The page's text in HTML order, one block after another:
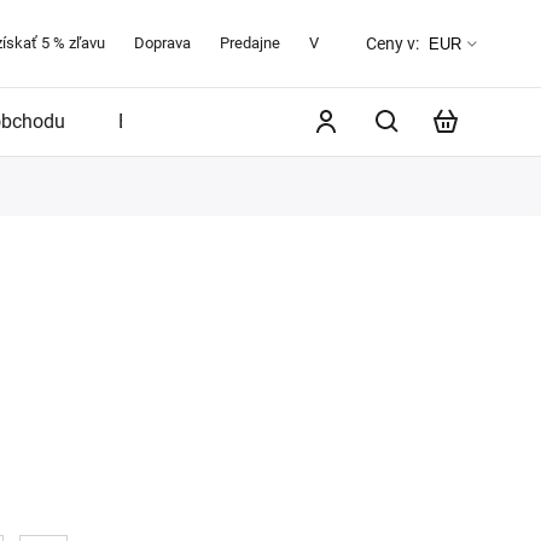
5 % zľavu Doprava Predajne Veľkostná tabuľka O značke
Ceny v: EUR
Blog